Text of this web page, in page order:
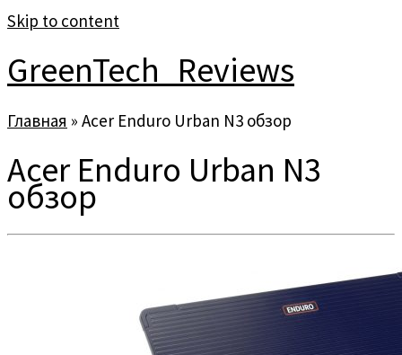
Skip to content
GreenTech_Reviews
Главная » Acer Enduro Urban N3 обзор
Acer Enduro Urban N3
обзор